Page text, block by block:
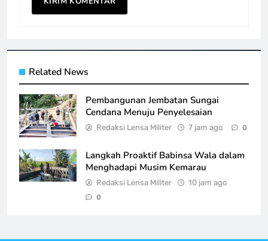
Related News
Pembangunan Jembatan Sungai
Cendana Menuju Penyelesaian
Redaksi Lensa Militer 7 jam ago 0
Langkah Proaktif Babinsa Wala dalam
Menghadapi Musim Kemarau
Redaksi Lensa Militer 10 jam ago
0